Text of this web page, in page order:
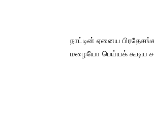
நாட்டின் ஏனைய
மழையோ பெய்யக் கூடிய